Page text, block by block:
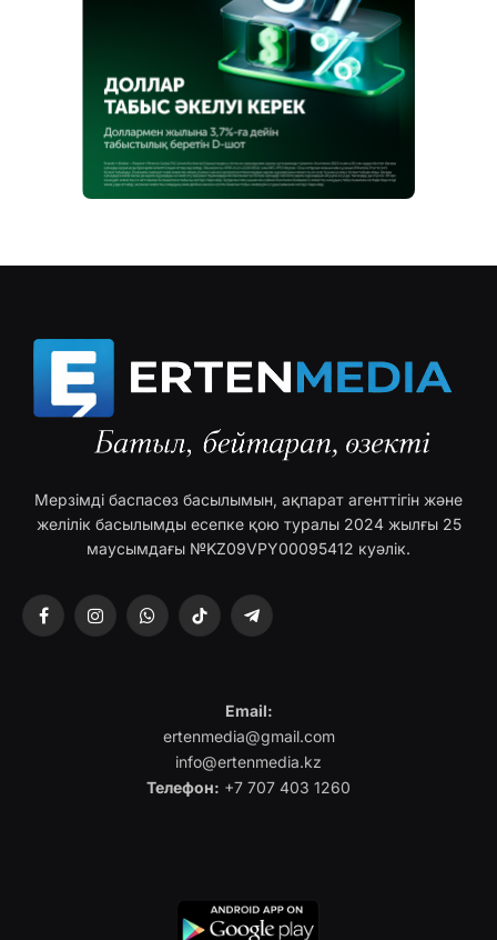
Мерзімді баспасөз басылымын, ақпарат агенттігін және
желілік басылымды есепке қою туралы 2024 жылғы 25
маусымдағы №KZ09VPY00095412 куәлік.
FacebookInstagramWhatsAppTikTok Telegram
Email:
ertenmedia@gmail.com
info@ertenmedia.kz
Телефон: +7 707 403 1260